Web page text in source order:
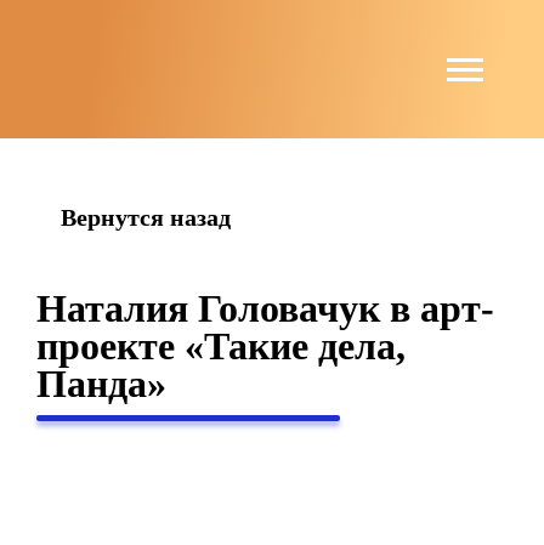
Вернутся назад
Наталия Головачук в арт-
проекте «Такие дела,
Панда»